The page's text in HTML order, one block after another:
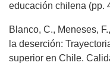
educación chilena (pp.
Blanco, C., Meneses,
la deserción:
superior en Chile.